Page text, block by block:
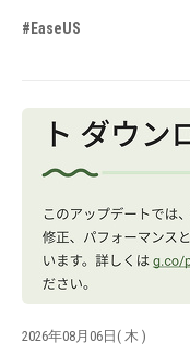
#EaseUS
2026年08月06日( 木 )